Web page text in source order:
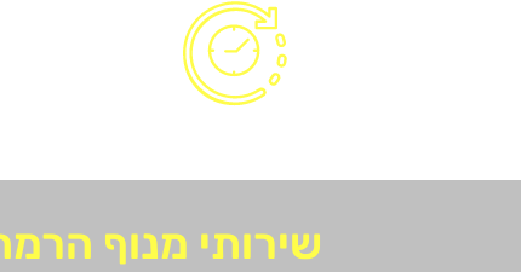
שירותי מנוף